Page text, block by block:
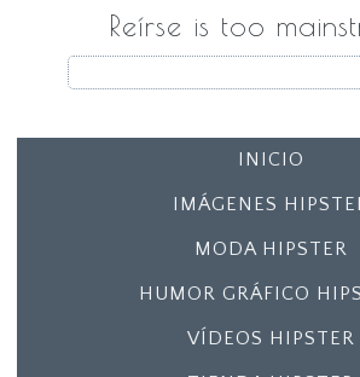
Reírse is too
INICIO
IMÁGENES
MODA HIPSTER
HUMOR GRÁFICO
VÍDEOS HIPSTER